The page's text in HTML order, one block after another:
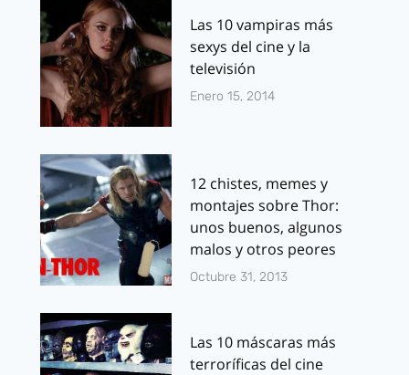
Las 10 vampiras más
sexys del cine y la
televisión
Enero 15, 2014
12 chistes, memes y
montajes sobre Thor:
unos buenos, algunos
malos y otros peores
Octubre 31, 2013
Las 10 máscaras más
terroríficas del cine